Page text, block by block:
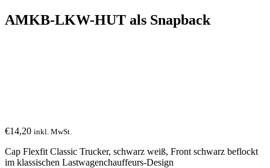
AMKB-LKW-HUT als Snapback
€14,20 inkl. MwSt.
Cap Flexfit Classic Trucker, schwarz weiß, Front schwarz beflockt
im klassischen Lastwagenchauffeurs-Design